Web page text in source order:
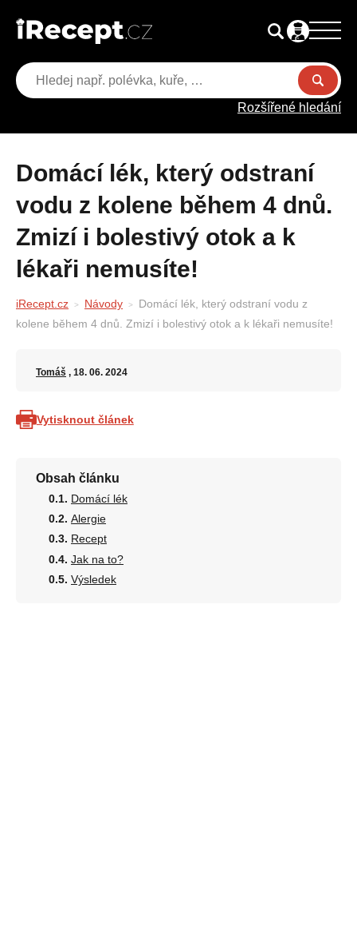
Rozšířené hledání
Domácí lék, který odstraní
vodu z kolene během 4 dnů.
Zmizí i bolestivý otok a k
lékaři nemusíte!
iRecept.cz Návody
Domácí lék, který odstraní vodu z
kolene během 4 dnů. Zmizí i bolestivý otok a k lékaři nemusíte!
Tomáš , 18. 06. 2024
Vytisknout článek
Obsah článku
Domácí lék
Alergie
Recept
Jak na to?
Výsledek